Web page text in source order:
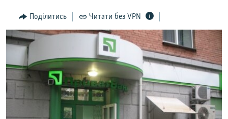
пошукуІНТЕРВ'Ю
ВСЕ ЗА ДЕНЬ
СПЕЦПРОЕКТИ
ДЕПОРТАЦІЯ
ВІДЕОУРОКИ «ELIFBE»
СВІДЧЕННЯ ОКУПАЦІЇ
ЯК ОБІЙТИ БЛОКУВАННЯ
Русский
Поділитись Читати без VPN